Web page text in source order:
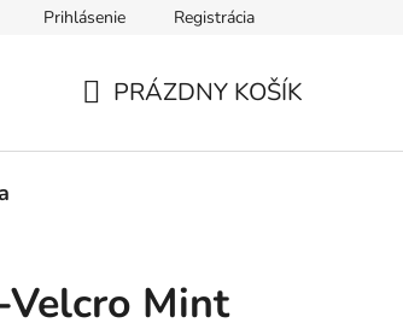
Pravidlá ochrany osobných údajov
Prihlásenie Registrácia
PRÁZDNY KOŠÍK
Mint